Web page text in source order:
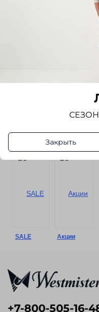
SALE Акции
+7-800-505-16-
Закрыть